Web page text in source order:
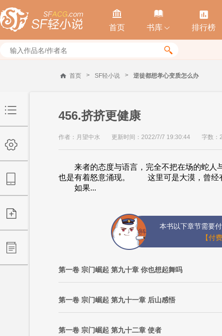

首页

书库 

排行榜

首页 > SF轻小说 > 逆徒都想孝心变质怎么办
456.挤挤更健康
作者：月望中水 更新时间：2022/7/7 19:30:44 字数：
来者的态度与语言，完全不把在场的蛇
也是有着怒意涌现。 这里可是大漠，曾经
如果...
本书以下章节需要
【付
第一卷 宗门崛起 第九十章 你也想起舞吗
第一卷 宗门崛起 第九十一章 后山感悟
第一卷 宗门崛起 第九十二章 使者